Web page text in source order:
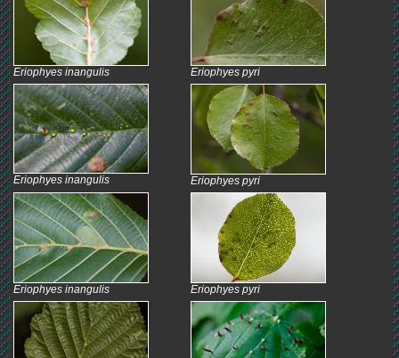
Eriophyes inangulis
Eriophyes inangulis
Eriophyes inangulis
Eriophyes pyri
Eriophyes pyri
Eriophyes pyri